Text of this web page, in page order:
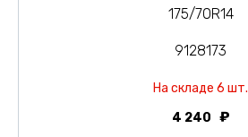
175/70R14
9128173
На складе 6 шт.
4 240